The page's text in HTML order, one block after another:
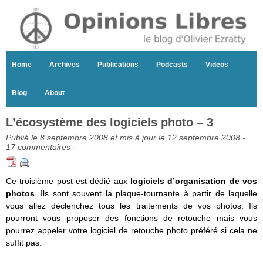
Home Archives Publications Podcasts Videos
Blog About
L’écosystème des logiciels photo – 3
Publié le 8 septembre 2008 et mis à jour le 12 septembre 2008 -
17 commentaires -
Ce troisième post est dédié aux logiciels d’organisation de vos
photos . Ils sont souvent la plaque-tournante à partir de laquelle
vous allez déclenchez tous les traitements de vos photos. Ils
pourront vous proposer des fonctions de retouche mais vous
pourrez appeler votre logiciel de retouche photo préféré si cela ne
suffit pas.